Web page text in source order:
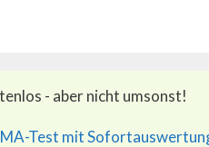
- aber nicht umsonst!
Test mit